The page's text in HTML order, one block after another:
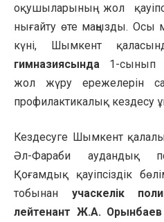
оқушыларының жол
нығайту өте маңызды. Осы
күні, Шымкент
гимназиясында 1-сынып
жол жүру ережелерін
профилактикалық
Кездесуге Шымкент
Әл-Фараби аудандық
Қоғамдық қауіпсіздік
тобынан учаскелік
лейтенант Ж.А. Орынбаев